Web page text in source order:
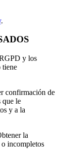
.
y los
tiene
confirmación de
que le
y a la
la
incompletos